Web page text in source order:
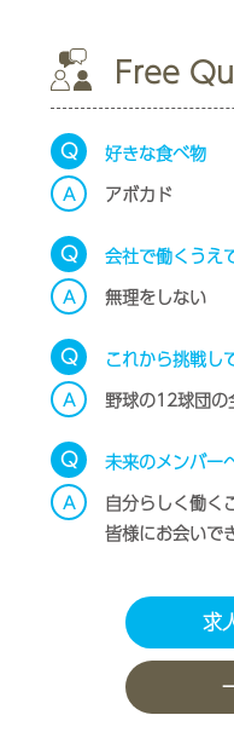
Free
Q
好きな食べ物
A
アボカド
Q
会社で働くうえ
A
無理をしない
Q
これから挑戦し
A
野球の12球団の
Q
未来のメンバー
A
自分らしく働く
皆様にお会いで
求